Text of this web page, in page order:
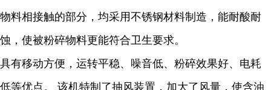
物料相接触的部分，均采用不锈钢材料制造，能耐酸耐
蚀，使被粉碎物料更能符合卫生要求。
具有移动方便，运转平稳、噪音低、粉碎效果好、电耗
低等优点。 该机特制了抽风装置，加大了风量，使含油